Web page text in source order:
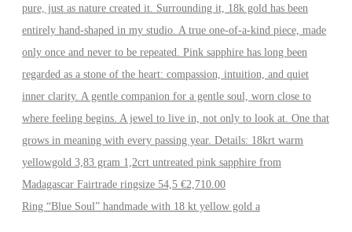
Ring “Blue Soul” handmade with 18 kt yellow gold a